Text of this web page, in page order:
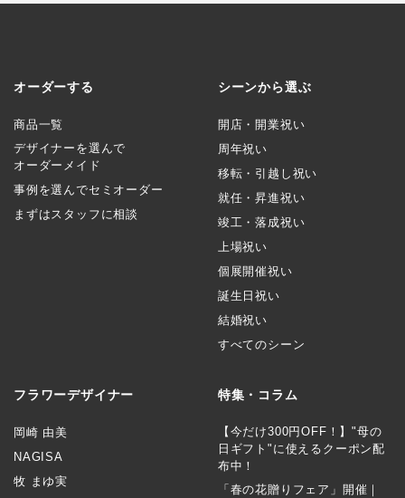
オーダーする
商品一覧
デザイナーを選んで
オーダーメイド
事例を選んでセミオーダー
まずはスタッフに相談
シーンから選ぶ
開店・開業祝い
周年祝い
移転・引越し祝い
就任・昇進祝い
竣工・落成祝い
上場祝い
個展開催祝い
誕生日祝い
結婚祝い
すべてのシーン
フラワーデザイナー
岡崎 由美
NAGISA
牧 まゆ実
特集・コラム
【今だけ300円OFF！】"母の
日ギフト"に使えるクーポン配
布中！
「春の花贈りフェア」開催｜